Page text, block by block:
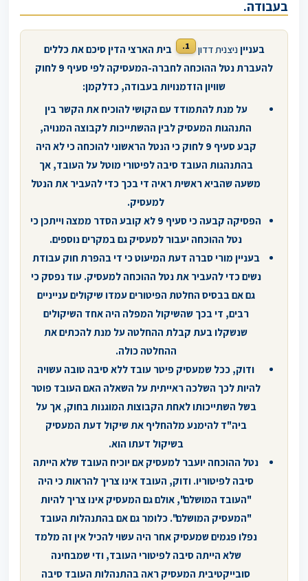
בעבודה.
בענייןניצנית דדון 1.
בית הארצי הדין סיכם את כללים
להעברת נטל ההוכחה לחברה-המעסיקה לפי סעיף 9 לחוק
שוויון הזדמנויות בעבודה, כדלקמן:
על מנת להתמודד עם הקושי להוכיח את הקשר בין
התנהגות המעסיק לבין ההשתייכות לקבוצה המנויה,
קבע סעיף 9 לחוק כי הנטל הראשוני להוכחה כי לא היה
בהתנהגות העובד סיבה לפיטורי מוטל על העובד, אך
משעה שהביא ראשית ראיה די בכך כדי להעביר את הנטל
למעסיק.
הפסיקה קבעה כי סעיף 9 לא קובע הסדר ממצה וייתכן כי
נטל ההוכחה יעבור למעסיק גם במקרים נוספים.
בעניין מורי סברה דעת המיעוט כי די בהפרת חוק עבודת
נשים כדי להעביר את נטל ההוכחה למעסיק. עוד נפסק כי
גם אם בבסיס החלטת הפיטורים עמדו שיקולים ענייניים
רבים, די בכך שהשיקול המפלה היה אחד השיקולים
שנשקלו בעת קבלת ההחלטה על מנת להכתים את
ההחלטה כולה.
ודוק, ככל שמעסיק פיטר עובד ללא סיבה טובה עשויה
להיות לכך השלכה ראייתית על השאלה האם העובד פוטר
בשל השתייכותו לאחת הקבוצות המוגנות בחוק, אך על
ביה"ד להימנע מלהחליף את שיקול דעת המעסיק
בשיקול דעתו הוא.
נטל ההוכחה יועבר למעסיק אם יוכיח העובד שלא הייתה
סיבה לפיטוריו. ודוק, העובד אינו צריך להראות כי היה
"העובד המושלם", אולם גם המעסיק אינו צריך להיות
"המעסיק המושלם". כלומר גם אם בהתנהלות העובד
נפלו פגמים שמעסיק אחר היה עשוי להכיל אין זה מלמד
שלא הייתה סיבה לפיטורי העובד, ודי שמבחינה
סובייקטיבית המעסיק ראה בהתנהלות העובד סיבה